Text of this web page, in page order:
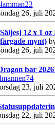
26, juli
12 x 1
mynt)
26, juli
bar
23, juli
22, juli